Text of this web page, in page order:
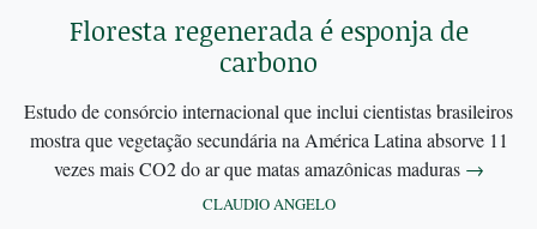
Floresta regenerada é esponja de
carbono
Estudo de consórcio internacional que inclui cientistas brasileiros
mostra que vegetação secundária na América Latina absorve 11
vezes mais CO2 do ar que matas amazônicas maduras →
CLAUDIO ANGELO